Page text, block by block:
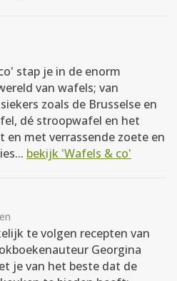
stap je in de enorm
van wafels; van
zoals de Brusselse en
dé stroopwafel en het
en met verrassende zoete en
bekijk 'Wafels & co'
te volgen recepten van
Georgina
je van het beste dat de